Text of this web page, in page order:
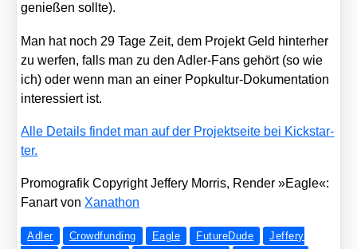
genie­ßen soll­te).
Man hat noch 29 Tage Zeit, dem Pro­jekt Geld hin­ter­her
zu wer­fen, falls man zu den Adler-Fans gehört (so wie
ich) oder wenn man an einer Pop­kul­tur-Doku­men­ta­ti­on
inter­es­siert ist.
Alle Details fin­det man auf der Pro­jekt­sei­te bei Kick­star­
ter.
Pro­mo­gra­fik Copy­right Jef­fery Mor­ris, Ren­der »Eagle«:
Fan­art von Xan­athon
Adler Crowdfunding Eagle FutureDude Jeffery